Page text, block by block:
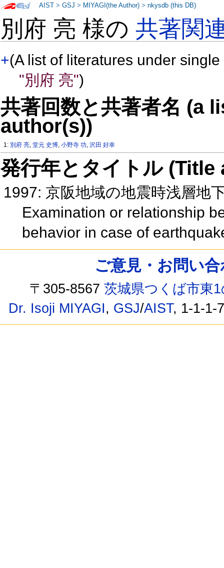
別府 亮 様の共著関
+(A list of literatures under
"別府 亮")
共著回数と共著者名 (a
author(s))
1: 別府 亮,堂元 史博,小野寺 功,沢田 好幸
発行年とタイトル
1997: 京阪地域の地震時浅層地
Examination or relationship
behavior in case of
AIST >GSJ > MIYAGI(the Author) >nkysdb (this DB)
ご意見・お問い
〒305-8567茨城県つくば市東
Dr. Isoji MIYAGI, GSJ/AIST, 1-1-1-